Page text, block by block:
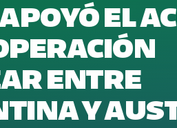
EL
ENTRE
Y